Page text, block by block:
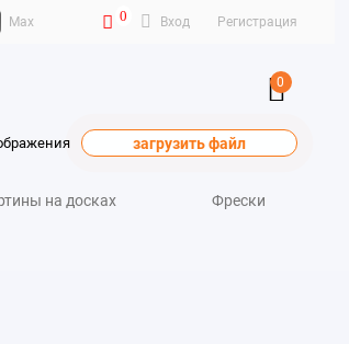
Max 0 Вход Регистрация
0
загрузить файл
на досках Фрески